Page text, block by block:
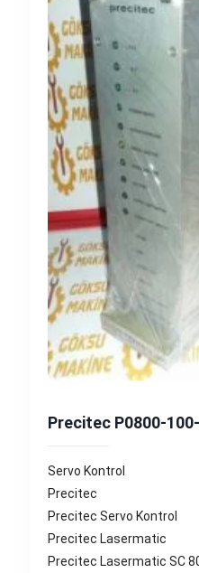
Precitec P0800-
Servo Kontrol
Precitec
Precitec Servo Kontrol
Precitec Lasermatic
Precitec Lasermatic SC